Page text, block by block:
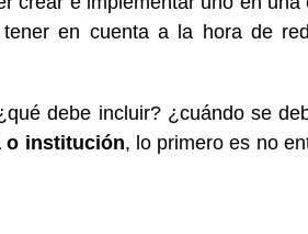
en cuenta a la hora de
debe incluir? ¿cuándo se
o institución, lo primero es no